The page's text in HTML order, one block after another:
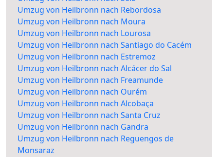
Umzug von Heilbronn nach Rebordosa
Umzug von Heilbronn nach Moura
Umzug von Heilbronn nach Lourosa
Umzug von Heilbronn nach Santiago do Cacém
Umzug von Heilbronn nach Estremoz
Umzug von Heilbronn nach Alcácer do Sal
Umzug von Heilbronn nach Freamunde
Umzug von Heilbronn nach Ourém
Umzug von Heilbronn nach Alcobaça
Umzug von Heilbronn nach Santa Cruz
Umzug von Heilbronn nach Gandra
Umzug von Heilbronn nach Reguengos de
Monsaraz